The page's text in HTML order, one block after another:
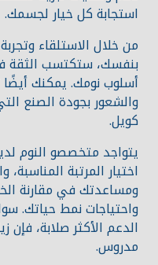
استجابة كل خيار لجسمك.
من خلال الاستلقاء
بنفسك، ستكتسب الثقة
أسلوب نومك. يمكنك أيضًا
والشعور بجودة الصنع
كويل.
يتواجد متخصصو النوم
اختيار المرتبة
ومساعدتك في مقارنة
واحتياجات نمط حياتك.
الدعم الأكثر صلابة،
مدروس.